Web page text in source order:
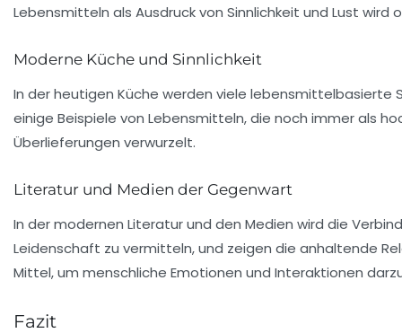
Lebensmitteln als Ausdruck von Sinnlichkeit und Lust wird
Moderne Küche und Sinnlichkeit
In der heutigen Küche werden viele lebensmittelbasierte
einige Beispiele von Lebensmitteln, die noch immer als
Überlieferungen verwurzelt.
Literatur und Medien der Gegenwart
In der modernen Literatur und den Medien wird die
Leidenschaft zu vermitteln, und zeigen die anhaltende
Mittel, um menschliche Emotionen und Interaktionen
Fazit